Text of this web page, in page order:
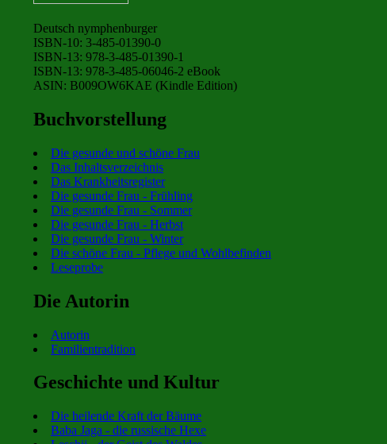
Deutsch nymphenburger
ISBN-10: 3-485-01390-0
ISBN-13: 978-3-485-01390-1
ISBN-13: 978-3-485-06046-2 eBook
ASIN: B009OW6KAE (Kindle Edition)
Buchvorstellung
Die gesunde und schöne Frau
Das Inhaltsverzeichnis
Das Krankheitsregister
Die gesunde Frau - Frühling
Die gesunde Frau - Sommer
Die gesunde Frau - Herbst
Die gesunde Frau - Winter
Die schöne Frau - Pflege und Wohlbefinden
Leseprobe
Die Autorin
Autorin
Familientradition
Geschichte und Kultur
Die heilende Kraft der Bäume
Baba Jaga - die russische Hexe